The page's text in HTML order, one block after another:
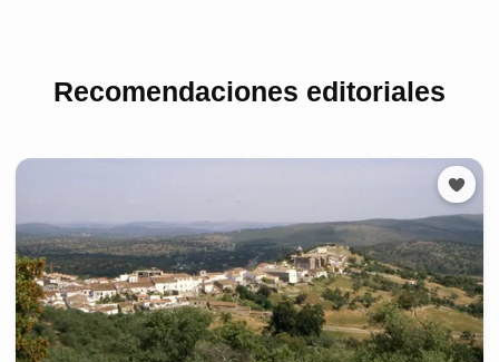
Recomendaciones editoriales